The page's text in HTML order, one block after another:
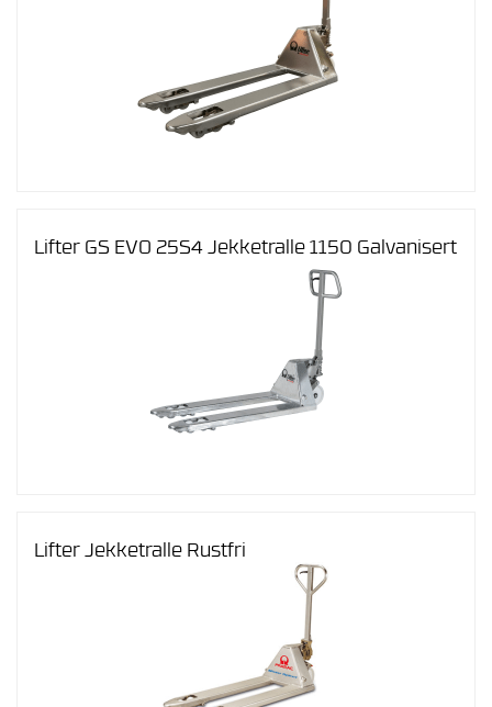
Lifter GS EVO 25S4 Jekketralle 1150 Galvanisert
Lifter Jekketralle Rustfri